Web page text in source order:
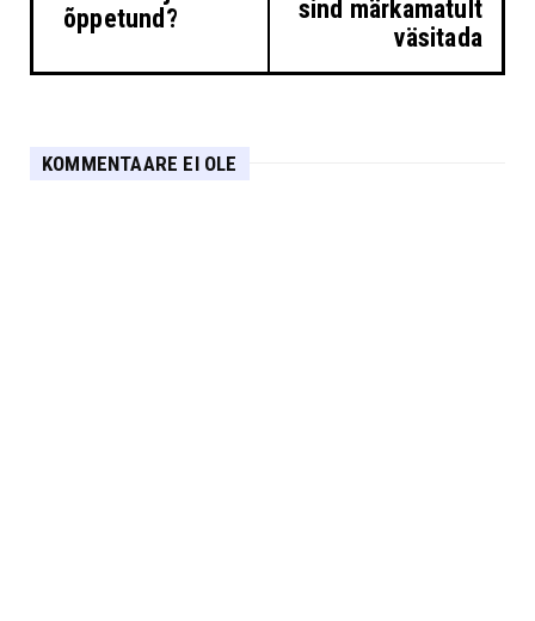
õppetund?
sind märkamatult
väsitada
KOMMENTAARE EI OLE